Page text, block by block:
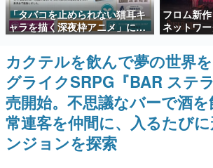
SNS拡散数が数千以上！ ページビ
ど。多くの人々に読まれた、電ファ
事をまとめました。
ゲームの企画書
名作ゲームクリエイターの方々に製
聞きし、ヒットする企画（ゲーム
きます。
赫本
この物語を解いてはいけない。『
の形をした短編ホラー小説集です。
「タバコを止められない猫耳キ
ャラを描く深夜枠アニメ」に視
聴者の一部から批判意見。違法
薬物の使用と思しき描写も含め
て、BPOが議論を交わす
フロム新
ネットワ
が8月7日
トのマイ
テスト実
カクテルを飲んで夢の世界
グライクSRPG『BAR ステ
売開始。不思議なバーで酒
常連客を仲間に、入るたび
ンジョンを探索